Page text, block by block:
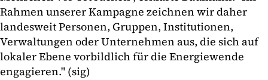
Rahmen unserer Kampagne zeichnen wir daher
landesweit Personen, Gruppen, Institutionen,
Verwaltungen oder Unternehmen aus, die sich auf
lokaler Ebene vorbildlich für die Energiewende
engagieren." (sig)